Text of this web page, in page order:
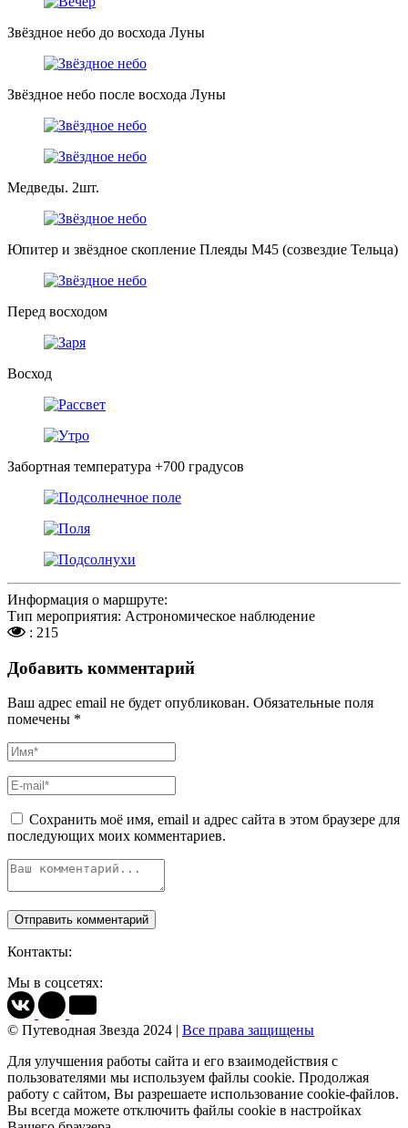
Звёздное небо до восхода Луны
Звёздное небо после восхода Луны
Медведы. 2шт.
Юпитер и звёздное скопление Плеяды М45 (созвездие Тельца)
Перед восходом
Восход
Забортная температура +700 градусов
Информация о маршруте:
Тип мероприятия: Астрономическое наблюдение
: 215
Добавить комментарий
Ваш адрес email не будет опубликован. Обязательные поля
помечены *
Сохранить моё имя, email и адрес сайта в этом браузере для
последующих моих комментариев.
Контакты:
Мы в соцсетях:
© Путеводная Звезда 2024 | Все права защищены
Для улучшения работы сайта и его взаимодействия с
пользователями мы используем файлы cookie. Продолжая
работу с сайтом, Вы разрешаете использование cookie-файлов.
Вы всегда можете отключить файлы cookie в настройках